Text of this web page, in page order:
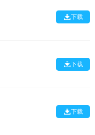
下载
下载
下载